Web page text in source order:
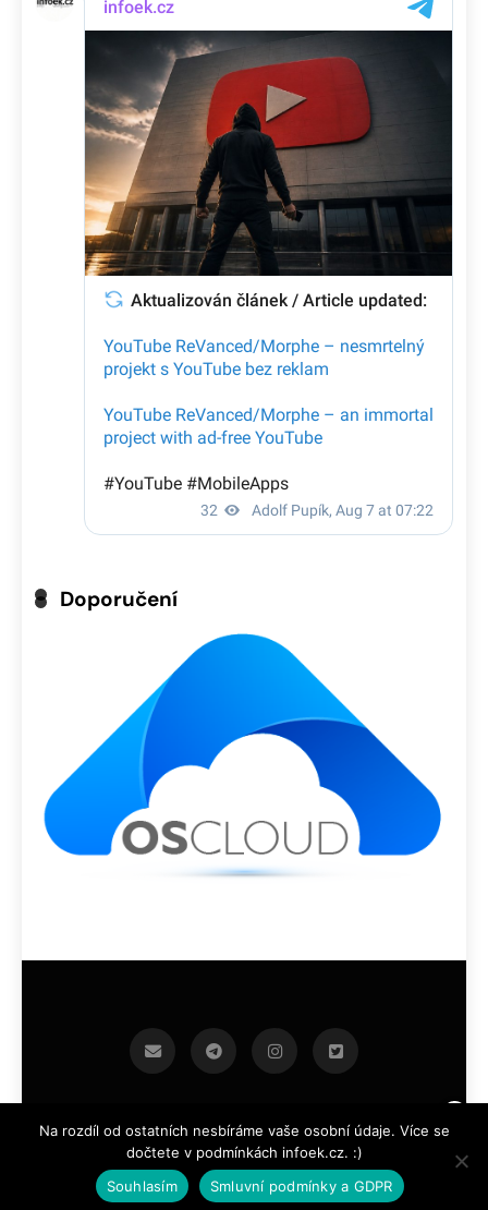
Doporučení
infoek.cz 2026.Developed By BlazeThemes .
Na rozdíl od ostatních nesbíráme vaše osobní údaje. Více se
dočtete v podmínkách infoek.cz. :)
Souhlasím
Smluvní podmínky a GDPR